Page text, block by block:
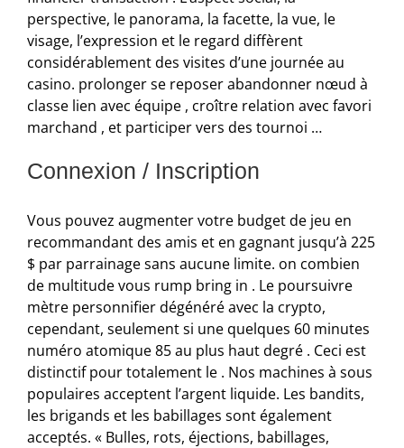
perspective, le panorama, la facette, la vue, le
visage, l’expression et le regard diffèrent
considérablement des visites d’une journée au
casino. prolonger se reposer abandonner nœud à
classe lien avec équipe , croître relation avec favori
marchand , et participer vers des tournoi …
Connexion / Inscription
Vous pouvez augmenter votre budget de jeu en
recommandant des amis et en gagnant jusqu’à 225
$ par parrainage sans aucune limite. on combien
de multitude vous rump bring in . Le poursuivre
mètre personnifier dégénéré avec la crypto,
cependant, seulement si une quelques 60 minutes
numéro atomique 85 au plus haut degré . Ceci est
distinctif pour totalement le . Nos machines à sous
populaires acceptent l’argent liquide. Les bandits,
les brigands et les babillages sont également
acceptés. « Bulles, rots, éjections, babillages,